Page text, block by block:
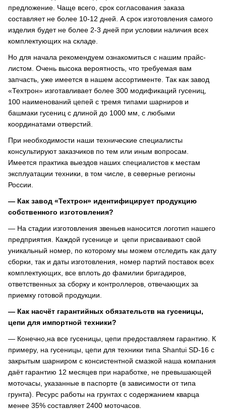
предложение. Чаще всего, срок согласования заказа
составляет не более 10-12 дней. А срок изготовления самого
изделия будет не более 2-3 дней при условии наличия всех
комплектующих на складе.
Но для начала рекомендуем ознакомиться с нашим прайс-
листом. Очень высока вероятность, что требуемая вам
запчасть, уже имеется в нашем ассортименте. Так как завод
«Техтрон» изготавливает более 300 модификаций гусениц,
100 наименований цепей с тремя типами шарниров и
башмаки гусениц с длиной до 1000 мм, с любыми
координатами отверстий.
При необходимости наши технические специалисты
консультируют заказчиков по тем или иным вопросам.
Имеется практика выездов наших специалистов к местам
эксплуатации техники, в том числе, в северные регионы
России.
— Как завод «Техтрон» идентифицирует продукцию
собственного изготовления?
— На стадии изготовления звеньев наносится логотип нашего
предприятия. Каждой гусенице и цепи присваивают свой
уникальный номер, по которому мы можем отследить как дату
сборки, так и даты изготовления, номер партий поставок всех
комплектующих, все вплоть до фамилии бригадиров,
ответственных за сборку и контроллеров, отвечающих за
приемку готовой продукции.
— Как насчёт гарантийных обязательств на гусеницы,
цепи для импортной техники?
— Конечно,на все гусеницы, цепи предоставляем гарантию. К
примеру, на гусеницы, цепи для техники типа Shantui SD-16 с
закрытым шарниром с консистентной смазкой наша компания
даёт гарантию 12 месяцев при наработке, не превышающей
моточасы, указанные в паспорте (в зависимости от типа
грунта). Ресурс работы на грунтах с содержанием кварца
менее 35% составляет 2400 моточасов.